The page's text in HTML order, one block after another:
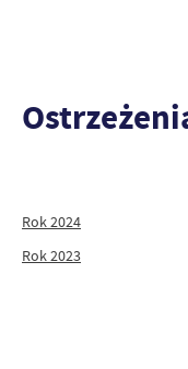
Rok 2024
Rok 2023